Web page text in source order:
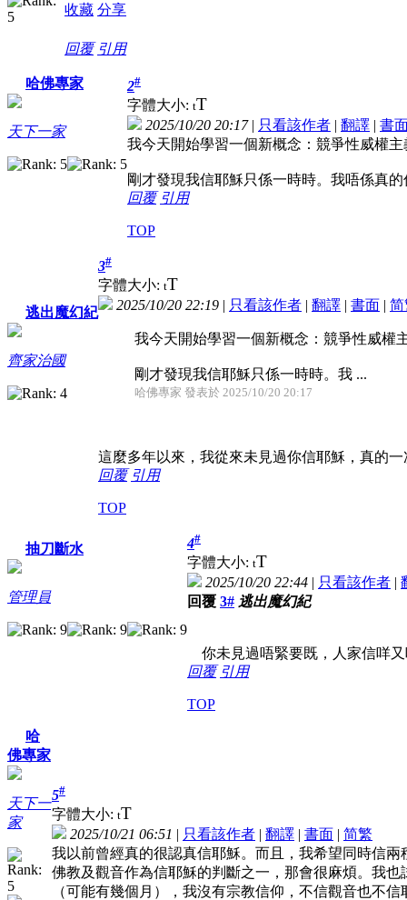
收藏 分享
回覆 引用
哈佛專家
天下一家
2#
字體大小: tT
2025/10/20 20:17| 只看該作者 | 翻譯 | 書
我今天開始學習一個新概念：競爭性威權
剛才發現我信耶穌只係一時時。我唔係真
回覆 引用
TOP
逃出魔幻紀
齊家治國
3#
字體大小: tT
2025/10/20 22:19 | 只看該作者 | 翻譯 | 書面 | 简
我今天開始學習一個新概念：競爭性威權
剛才發現我信耶穌只係一時時。我 ...
哈佛專家 發表於 2025/10/20 20:17
這麼多年以來，我從來未見過你信耶穌，真的
回覆 引用
TOP
抽刀斷水
管理員
4#
字體大小: tT
2025/10/20 22:44 | 只看該作者 |
回覆 3# 逃出魔幻紀
你未見過唔緊要既，人家信咩
回覆 引用
TOP
哈
佛專家
天下一
家
5#
字體大小: tT
2025/10/21 06:51 | 只看該作者 | 翻譯 | 書面 | 简繁
我以前曾經真的很認真信耶穌。而且，我希望同時信
佛教及觀音作為信耶穌的判斷之一，那會很麻煩。我
（可能有幾個月），我沒有宗教信仰，不信觀音也不